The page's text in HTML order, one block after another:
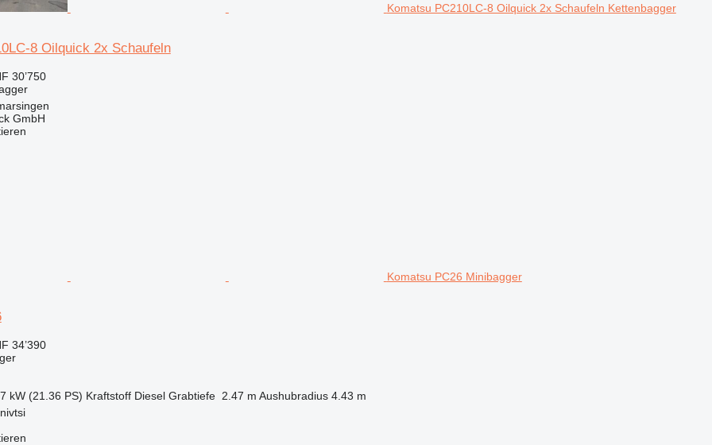
Komatsu PC210LC-8 Oilquick 2x Schaufeln Kettenbagger
8 Oilquick 2x Schaufeln
30’750
GmbH
Komatsu PC26 Minibagger
34’390
kW (21.36 PS) Kraftstoff Diesel Grabtiefe 2.47 m Aushubradius 4.43 m